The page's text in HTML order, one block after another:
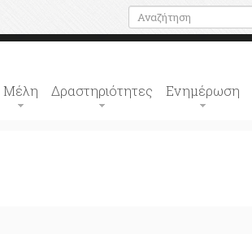
Μέλη Δραστηριότητες Ενημέρωση